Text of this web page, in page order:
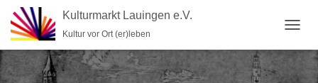
Kulturmarkt Lauingen e.V.
Kultur vor Ort (er)leben
A